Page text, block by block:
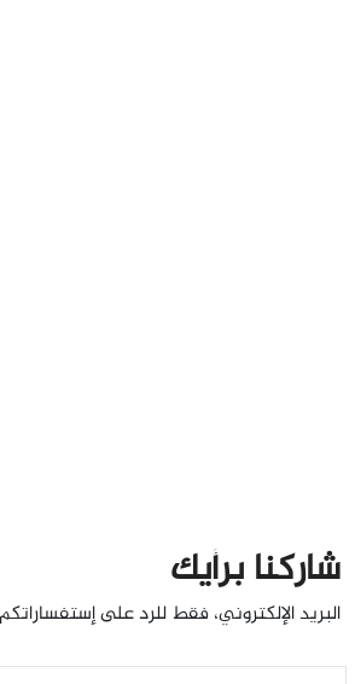
شاركنا برأيك
البريد الإلكتروني، فقط للرد على إستفساراتكم